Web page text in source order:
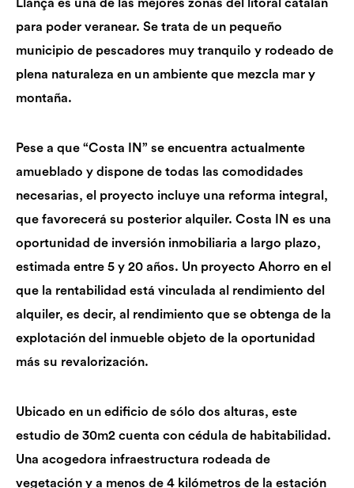
Llançà es una de las mejores zonas del litoral catalán
para poder veranear. Se trata de un pequeño
municipio de pescadores muy tranquilo y rodeado de
plena naturaleza en un ambiente que mezcla mar y
montaña.
Pese a que “Costa IN” se encuentra actualmente
amueblado y dispone de todas las comodidades
necesarias, el proyecto incluye una reforma integral,
que favorecerá su posterior alquiler. Costa IN es una
oportunidad de inversión inmobiliaria a largo plazo,
estimada entre 5 y 20 años. Un proyecto Ahorro en el
que la rentabilidad está vinculada al rendimiento del
alquiler, es decir, al rendimiento que se obtenga de la
explotación del inmueble objeto de la oportunidad
más su revalorización.
Ubicado en un edificio de sólo dos alturas, este
estudio de 30m2 cuenta con cédula de habitabilidad.
Una acogedora infraestructura rodeada de
vegetación y a menos de 4 kilómetros de la estación